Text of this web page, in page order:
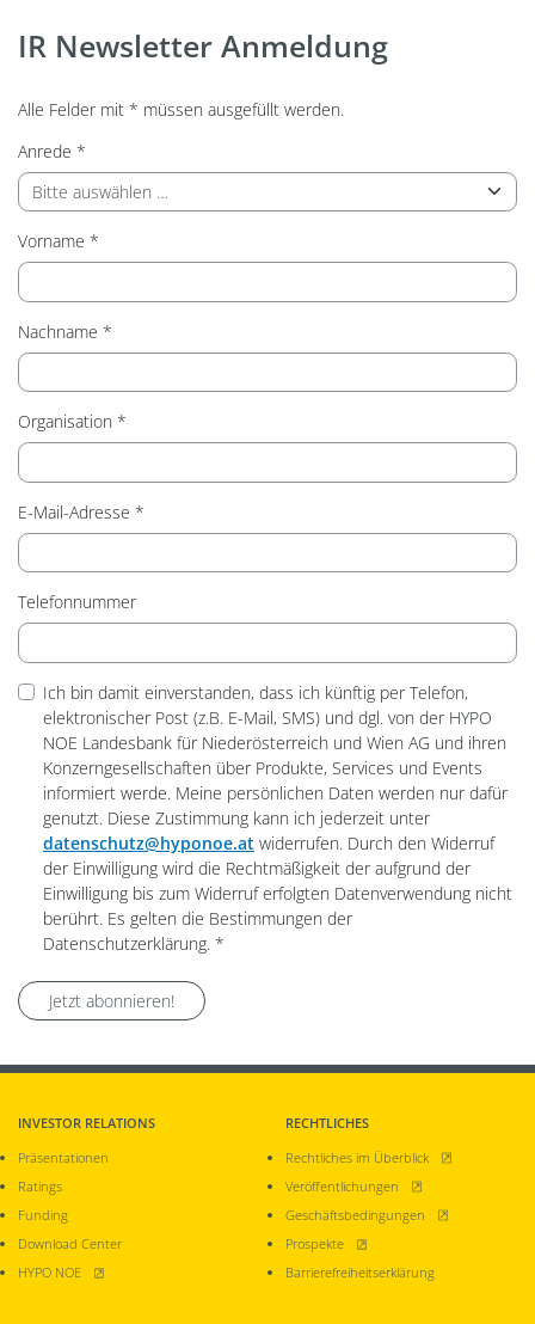
IR Newsletter Anmeldung
Alle Felder mit * müssen ausgefüllt werden.
Anrede *
Vorname *
Nachname *
Organisation *
E-Mail-Adresse *
Telefonnummer
Ich bin damit einverstanden, dass ich künftig per Telefon,
elektronischer Post (z.B. E-Mail, SMS) und dgl. von der HYPO
NOE Landesbank für Niederösterreich und Wien AG und ihren
Konzerngesellschaften über Produkte, Services und Events
informiert werde. Meine persönlichen Daten werden nur dafür
genutzt. Diese Zustimmung kann ich jederzeit unter
datenschutz@hyponoe.at widerrufen. Durch den Widerruf
der Einwilligung wird die Rechtmäßigkeit der aufgrund der
Einwilligung bis zum Widerruf erfolgten Datenverwendung nicht
berührt. Es gelten die Bestimmungen der
Datenschutzerklärung. *
Jetzt abonnieren!
INVESTOR RELATIONS
Präsentationen
Ratings
Funding
Download Center
HYPO NOE, öffnet neues Fenster
RECHTLICHES
Rechtliches im Überblick, öffnet neues
Veröffentlichungen , öffnet neues Fenster
Geschäftsbedingungen , öffnet neues
Prospekte, öffnet neues Fenster
Barrierefreiheitserklärung